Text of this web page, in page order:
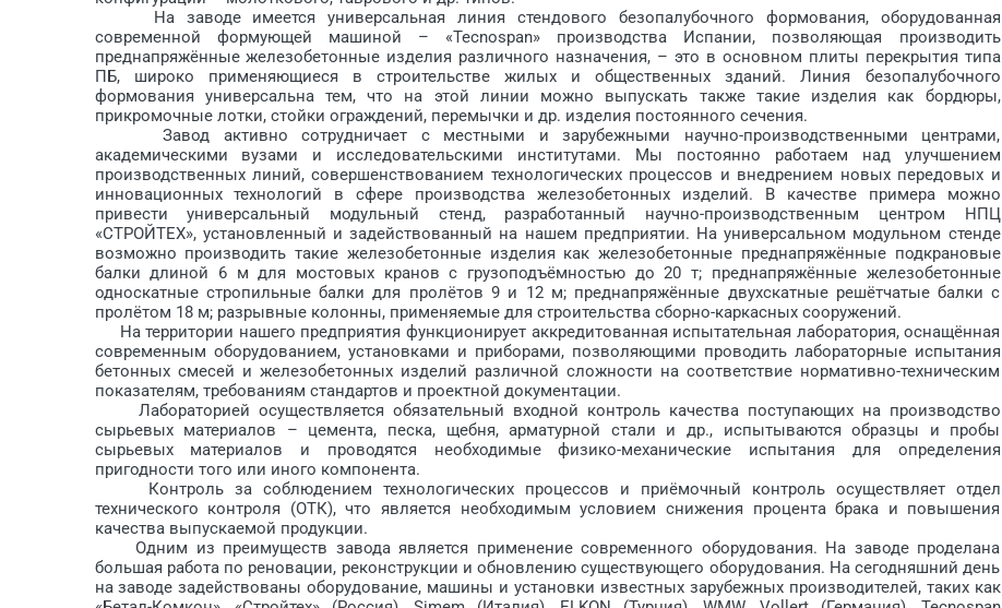
На заводе имеется универсальная линия стендового безопалубочного формования, оборудованная
современной формующей машиной – «Tecnospan» производства Испании, позволяющая производить
преднапряжённые железобетонные изделия различного назначения, – это в основном плиты перекрытия типа
ПБ, широко применяющиеся в строительстве жилых и общественных зданий. Линия безопалубочного
формования универсальна тем, что на этой линии можно выпускать также такие изделия как бордюры,
прикромочные лотки, стойки ограждений, перемычки и др. изделия постоянного сечения.
Завод активно сотрудничает с местными и зарубежными научно-производственными центрами,
академическими вузами и исследовательскими институтами. Мы постоянно работаем над улучшением
производственных линий, совершенствованием технологических процессов и внедрением новых передовых и
инновационных технологий в сфере производства железобетонных изделий. В качестве примера можно
привести универсальный модульный стенд, разработанный научно-производственным центром НПЦ
«СТРОЙТЕХ», установленный и задействованный на нашем предприятии. На универсальном модульном стенде
возможно производить такие железобетонные изделия как железобетонные преднапряжённые подкрановые
балки длиной 6 м для мостовых кранов с грузоподъёмностью до 20 т; преднапряжённые железобетонные
односкатные стропильные балки для пролётов 9 и 12 м; преднапряжённые двухскатные ре­шётчатые балки с
пролётом 18 м; разрывные колонны, применяемые для строительства сборно-каркасных сооружений.
На территории нашего предприятия функционирует аккредитованная испытательная лаборатория, оснащённая
современным оборудованием, установками и приборами, позволяющими проводить лабораторные испытания
бетонных смесей и железобетонных изделий различной сложности на соответствие нормативно-техническим
показателям, требованиям стандартов и проектной документации.
Лабораторией осуществляется обя­зательный входной контроль качества поступающих на производство
сырьевых материалов – цемента, песка, щебня, арматурной стали и др., испытываются образцы и пробы
сырьевых материалов и проводятся необходимые физико-механические испытания для определения
пригодности того или иного компонента.
Контроль за соблюдением технологических процессов и приёмочный контроль осуществляет отдел
технического контроля (ОТК), что является необходимым условием снижения процента брака и повышения
качества выпускаемой продукции.
Одним из преимуществ завода является применение современного оборудования. На заводе проделана
большая работа по реновации, реконструкции и обновлению существующего оборудования. На сегодняшний день
на заводе задействованы оборудование, машины и установки известных зарубежных производителей, таких как